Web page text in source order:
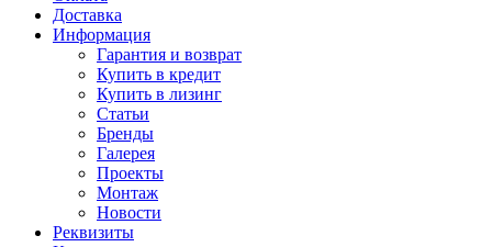
Доставка
Информация
Гарантия и возврат
Купить в кредит
Купить в лизинг
Статьи
Бренды
Галерея
Проекты
Монтаж
Новости
Реквизиты